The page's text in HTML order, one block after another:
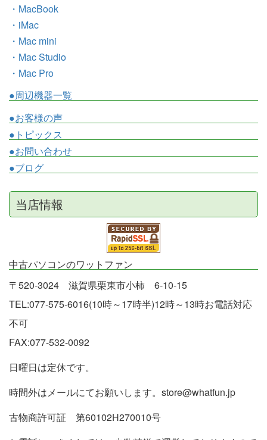
・MacBook
・iMac
・Mac mini
・Mac Studio
・Mac Pro
●周辺機器一覧
●お客様の声
●トピックス
●お問い合わせ
●ブログ
当店情報
中古パソコンのワットファン
〒520-3024 滋賀県栗東市小柿 6-10-15
TEL:077-575-6016(10時～17時半)12時～13時お電話対応
不可
FAX:077-532-0092
日曜日は定休です。
時間外はメールにてお願いします。store@whatfun.jp
古物商許可証 第60102H270010号